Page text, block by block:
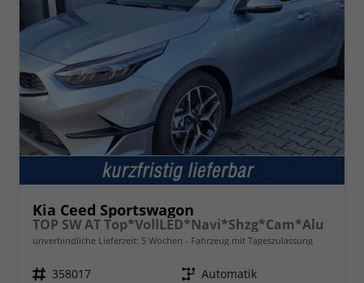
Kia Ceed Sportswagon
TOP SW AT Top*VollLED*Navi*Shzg*Cam*Alu
unverbindliche Lieferzeit: 5 Wochen Fahrzeug mit Tageszulassung
Fahrzeugnr. 358017 Getriebe Automatik